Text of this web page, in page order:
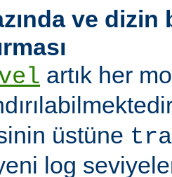
ve dizin
artık her
üstüne
log